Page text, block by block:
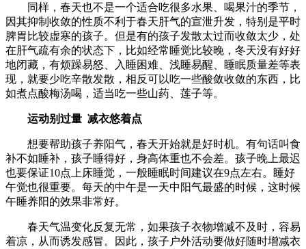
同样，春天也不是一个适合吃很多水果、喝果汁的季节，
因其抑制收敛的性质不利于春天肝气的宣泄升发，特别是平时
脾胃比较虚寒的孩子。但是有的孩子发散太过而收敛太少，处
在肝气疏有余的状态下，比如经常睡觉比较晚，冬天没有好好
地闭藏，有烦躁易怒、入睡困难、浅睡易醒、睡眠质量差等表
现，就要少吃辛散发散，相反可以吃一些酸敛收敛的东西，比
如煮点酸梅汤喝，适当吃一些山药、莲子等。
运动别过量 减衣悠着点
想要帮助孩子养阳气，春天开始就是好时机。有句话叫食
补不如睡补，孩子睡得好，身高体重也不会差。孩子晚上最迟
也要保证10点上床睡觉，一般睡眠时间建议在9点左右。睡好
午觉也很重要。每天的中午是一天中阳气最盛的时候，这时候
午睡养阳的效果非常好。
春天气温变化反复无常，如果孩子衣物增减不及时，容易
着凉，从而诱发感冒。因此，孩子户外活动要做好随时增减衣